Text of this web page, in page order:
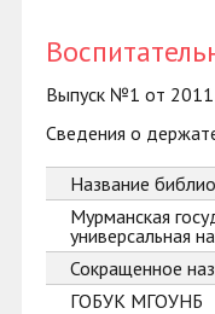
Выпуск №1 от 2011
Сведения о
Название
Мурманская
универсальная
Сокращенное
ГОБУК МГОУНБ